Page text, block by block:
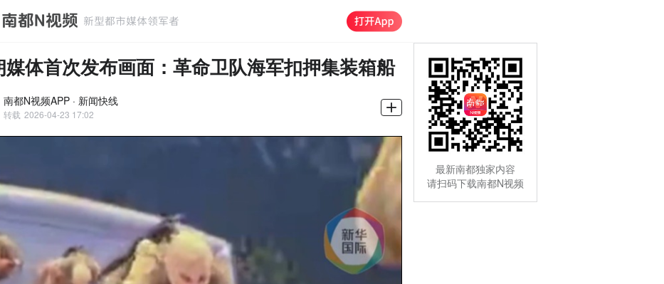
媒体首次发布画面：革命卫队海军扣押集装箱船
南都N视频APP · 新闻快线
转载 2026-04-23 17:02
最新南都独家内容
请扫码下载南都N视频